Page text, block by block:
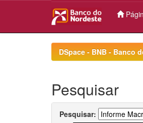
DSpace - BNB - Banco
Pesquisar
Pesquisar: